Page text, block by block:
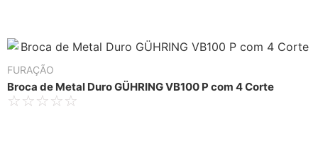
FURAÇÃO
Broca de Metal Duro GÜHRING VB100 P com 4 Corte
☆☆☆☆☆